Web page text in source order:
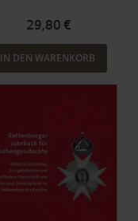
29,80 €
IN DEN WARENKORB